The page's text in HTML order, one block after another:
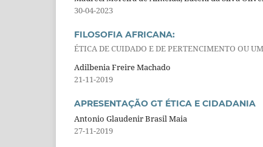
30-04-2023
FILOSOFIA AFRICANA:
ÉTICA DE CUIDADO E DE PERTENCIMENTO OU
Adilbenia Freire Machado
21-11-2019
APRESENTAÇÃO GT ÉTICA E CIDADANIA
Antonio Glaudenir Brasil Maia
27-11-2019